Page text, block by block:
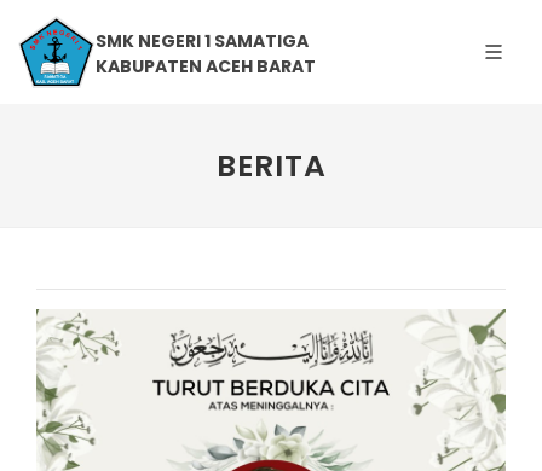
SMK NEGERI 1 SAMATIGA
KABUPATEN ACEH BARAT
BERITA